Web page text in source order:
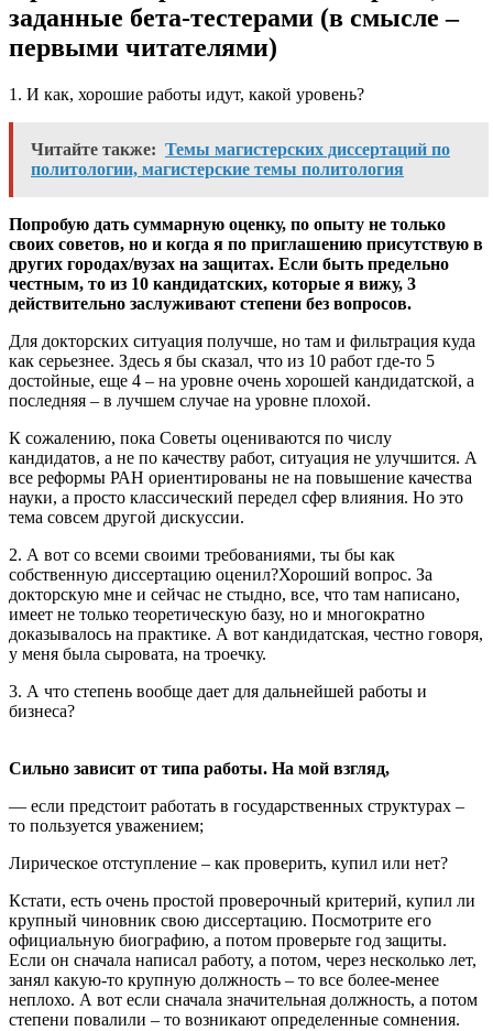
заданные бета-тестерами (в смысле –
первыми читателями)
1. И как, хорошие работы идут, какой уровень?
Читайте также: Темы магистерских диссертаций по
политологии, магистерские темы политология
Попробую дать суммарную оценку, по опыту не только
своих советов, но и когда я по приглашению присутствую в
других городах/вузах на защитах. Если быть предельно
честным, то из 10 кандидатских, которые я вижу, 3
действительно заслуживают степени без вопросов.
Для докторских ситуация получше, но там и фильтрация куда
как серьезнее. Здесь я бы сказал, что из 10 работ где-то 5
достойные, еще 4 – на уровне очень хорошей кандидатской, а
последняя – в лучшем случае на уровне плохой.
К сожалению, пока Советы оцениваются по числу
кандидатов, а не по качеству работ, ситуация не улучшится. А
все реформы РАН ориентированы не на повышение качества
науки, а просто классический передел сфер влияния. Но это
тема совсем другой дискуссии.
2. А вот со всеми своими требованиями, ты бы как
собственную диссертацию оценил?Хороший вопрос. За
докторскую мне и сейчас не стыдно, все, что там написано,
имеет не только теоретическую базу, но и многократно
доказывалось на практике. А вот кандидатская, честно говоря,
у меня была сыровата, на троечку.
3. А что степень вообще дает для дальнейшей работы и
бизнеса?
Сильно зависит от типа работы. На мой взгляд,
— если предстоит работать в государственных структурах –
то пользуется уважением;
Лирическое отступление – как проверить, купил или нет?
Кстати, есть очень простой проверочный критерий, купил ли
крупный чиновник свою диссертацию. Посмотрите его
официальную биографию, а потом проверьте год защиты.
Если он сначала написал работу, а потом, через несколько лет,
занял какую-то крупную должность – то все более-менее
неплохо. А вот если сначала значительная должность, а потом
степени повалили – то возникают определенные сомнения.